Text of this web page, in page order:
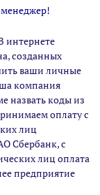
интернете
созданных
ваши личные
компания
назвать коды из
оплату с
лиц
Сбербанк, с
лиц оплата
предприятие